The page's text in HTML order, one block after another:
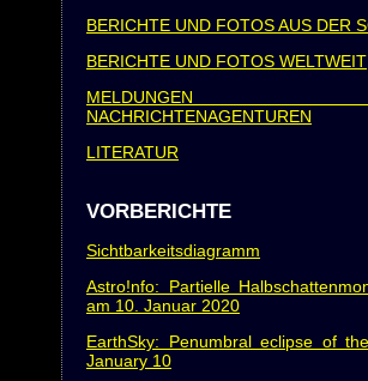
BERICHTE UND FOTOS AUS DER
BERICHTE UND FOTOS WELTWEIT
MELDUNGEN
NACHRICHTENAGENTUREN
LITERATUR
VORBERICHTE
Sichtbarkeitsdiagramm
Astro!nfo: Partielle
am 10. Januar 2020
EarthSky: Penumbral eclipse of
January 10